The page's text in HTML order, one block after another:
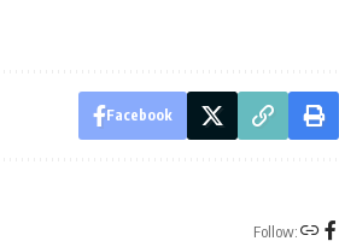
Facebook
Follow: